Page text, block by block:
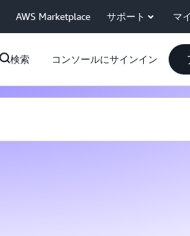
AWS Marketplace サポート マ
検索 コンソールにサインイン